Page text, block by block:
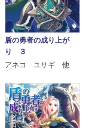
盾の勇者の成り上が
り ３
アネコ ユサギ 他